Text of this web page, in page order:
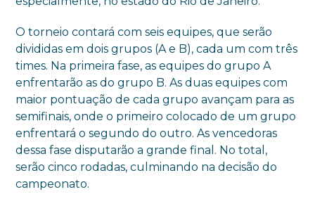
O torneio contará com seis equipes, que serão
divididas em dois grupos (A e B), cada um com três
times. Na primeira fase, as equipes do grupo A
enfrentarão as do grupo B. As duas equipes com
maior pontuação de cada grupo avançam para as
semifinais, onde o primeiro colocado de um grupo
enfrentará o segundo do outro. As vencedoras
dessa fase disputarão a grande final. No total,
serão cinco rodadas, culminando na decisão do
campeonato.